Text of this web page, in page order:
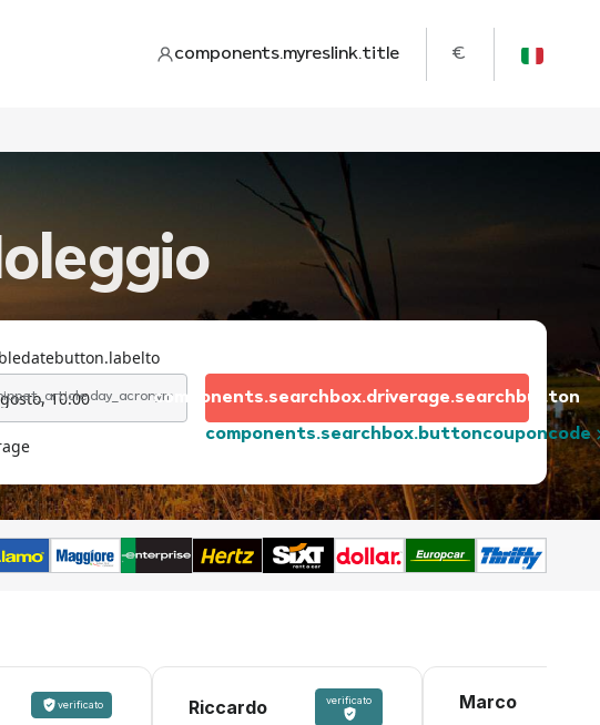
components.myreslink.title €
10:00
components.searchbox.buttoncouponcode
components.searchbox.driverage.searchbutton
verificato Riccardo verificato Marco